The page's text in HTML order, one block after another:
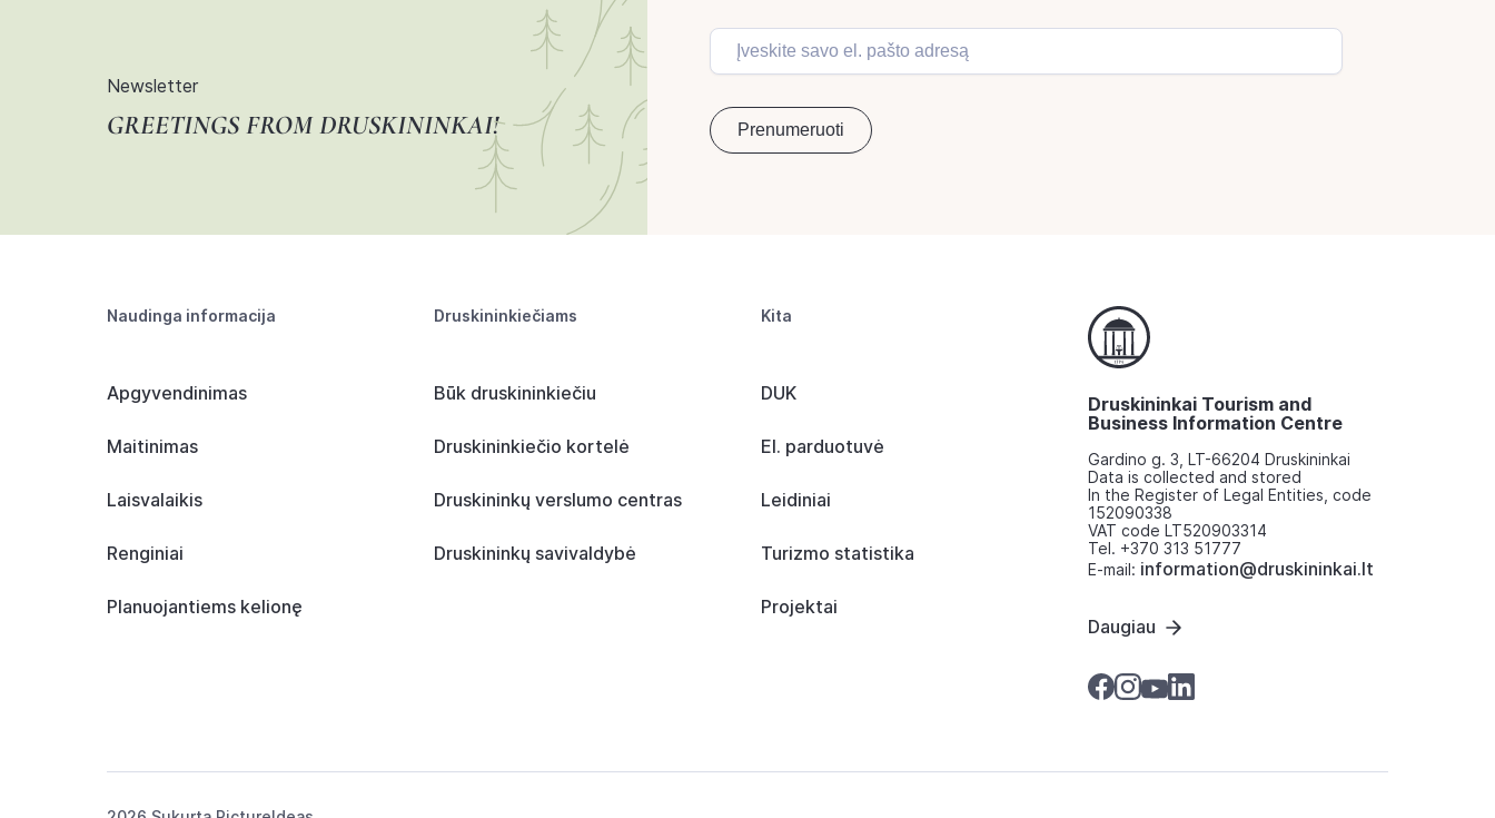
Newsletter
GREETINGS FROM DRUSKININKAI!
Naudinga informacija
Apgyvendinimas
Maitinimas
Laisvalaikis
Renginiai
Planuojantiems kelionę
Druskininkiečiams
Būk druskininkiečiu
Druskininkiečio kortelė
Druskininkų verslumo centras
Druskininkų savivaldybė
Kita
DUK
El. parduotuvė
Leidiniai
Turizmo statistika
Projektai
Druskininkai Tourism and
Business Information Centre
Gardino g. 3, LT-66204 Druskininkai
Data is collected and stored
In the Register of Legal Entities, code
152090338
VAT code LT520903314
Tel. +370 313 51777
E-mail: information@druskininkai.lt
Daugiau